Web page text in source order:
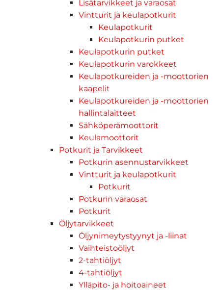
Lisätarvikkeet ja varaosat
Vintturit ja keulapotkurit
Keulapotkurit
Keulapotkurin putket
Keulapotkurin putket
Keulapotkurin varokkeet
Keulapotkureiden ja -moottorien
kaapelit
Keulapotkureiden ja -moottorien
hallintalaitteet
Sähköperämoottorit
Keulamoottorit
Potkurit ja Tarvikkeet
Potkurin asennustarvikkeet
Vintturit ja keulapotkurit
Potkurit
Potkurin varaosat
Potkurit
Öljytarvikkeet
Öljynimeytystyynyt ja -liinat
Vaihteistoöljyt
2-tahtiöljyt
4-tahtiöljyt
Ylläpito- ja hoitoaineet